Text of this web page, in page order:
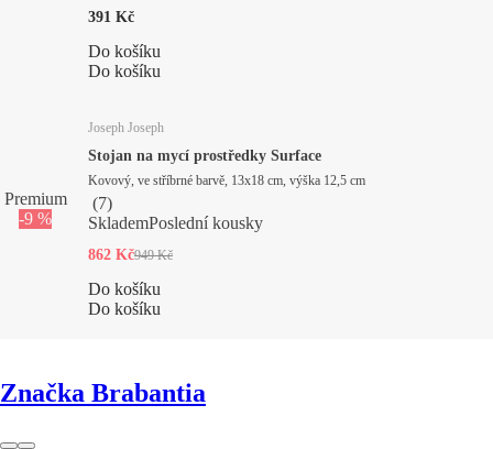
391 Kč
Do košíku
Do košíku
Premium
-9 %
Joseph Joseph
Stojan na mycí prostředky Surface
Kovový, ve stříbrné barvě, 13x18 cm, výška 12,5 cm
(7)
SklademPoslední kousky
862 Kč949 Kč
Do košíku
Do košíku
Značka Brabantia